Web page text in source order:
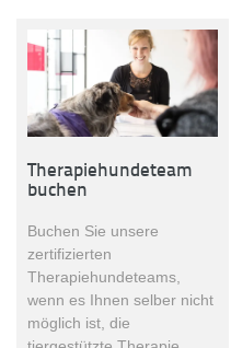
Therapiehundeteam
buchen
Buchen Sie unsere
zertifizierten
Therapiehundeteams,
wenn es Ihnen selber nicht
möglich ist, die